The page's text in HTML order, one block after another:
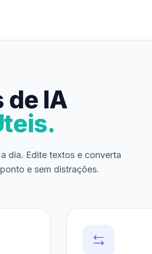
de IA
dia. Edite textos e converta
e sem distrações.